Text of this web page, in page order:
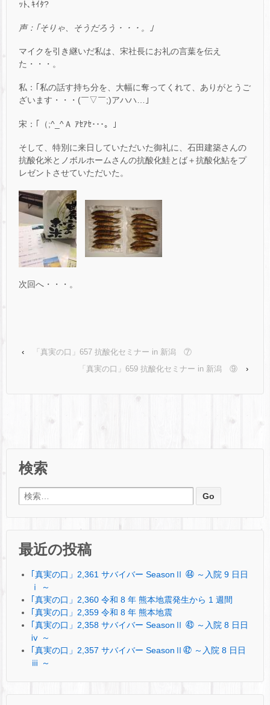
ｯﾄ､ｷｲﾀ?
声：｢そりゃ、そうだろう・・・。｣
マイクを引き継いだ私は、宋社長にお礼の言葉を伝え
た・・・。
私：｢私の話す持ち分を、大幅に奪ってくれて、ありがとうご
ざいます・・・(￣▽￣;)アハハ…｣
宋：｢（;^_^Ａ ｱｾｱｾ･･･。｣
そして、特別に来日していただいた御礼に、石田建築さんの
抗酸化米とノボルホームさんの抗酸化鮭とば＋抗酸化鮎をプ
レゼントさせていただいた。
次回へ・・・。
‹
「真実の口」657 抗酸化セミナー in 新潟 ⑦
「真実の口」659 抗酸化セミナー in 新潟 ⑨
›
検索
検索:
最近の投稿
｢真実の口」2,361 サバイバー SeasonⅡ ㊹ ～入院 9 日日
ⅰ ～
｢真実の口」2,360 令和 8 年 熊本地震発生から 1 週間
｢真実の口」2,359 令和 8 年 熊本地震
｢真実の口」2,358 サバイバー SeasonⅡ ㊸ ～入院 8 日日
ⅳ ～
｢真実の口」2,357 サバイバー SeasonⅡ㊷ ～入院 8 日日
ⅲ ～